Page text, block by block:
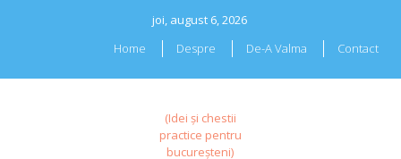
joi, august 6, 2026
Home
Despre De-A Valma Contact
(Idei și chestii
practice pentru
bucureșteni)